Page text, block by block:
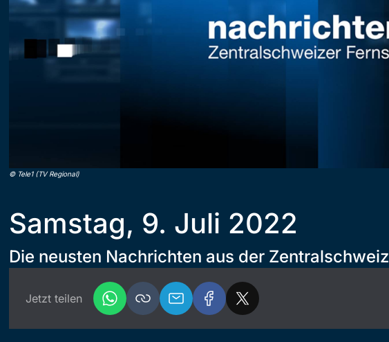
© Tele1 (TV Regional)
Samstag, 9. Juli 2022
Die neusten Nachrichten aus der Zentralschweiz
Jetzt teilen